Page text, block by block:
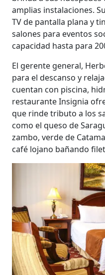
amplias instalaciones.
TV de pantalla plana y
salones para eventos
capacidad hasta para
El gerente general,
para el descanso y
cuentan con piscina,
restaurante Insignia
que rinde tributo a los
como el queso de
zambo, verde de
café lojano bañando